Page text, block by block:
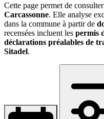
Cette page permet de
Carcassonne. Elle analyse
dans la commune à partir de
recensées incluent les permis
déclarations préalables de
Sitadel.